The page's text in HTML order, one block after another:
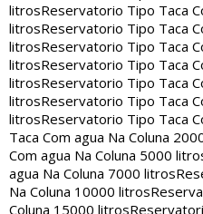
litrosReservatorio Tipo Taca
litrosReservatorio Tipo Taca
litrosReservatorio Tipo Taca
litrosReservatorio Tipo Taca
litrosReservatorio Tipo Taca
litrosReservatorio Tipo Taca
litrosReservatorio Tipo Taca
Taca Com agua Na Coluna
Com agua Na Coluna 5000
agua Na Coluna 7000 litros
Na Coluna 10000 litros
Coluna 15000 litros